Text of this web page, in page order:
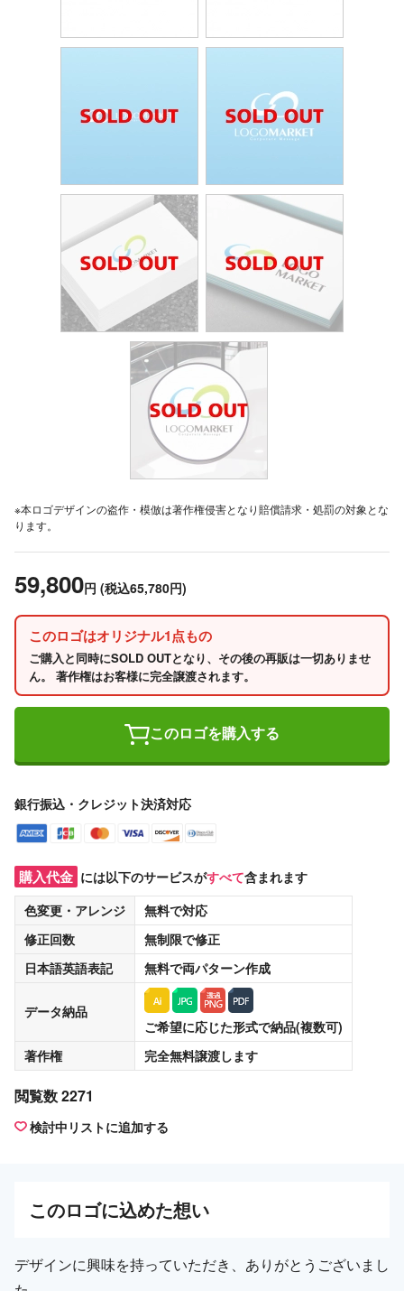
※本ロゴデザインの盗作・模倣は著作権侵害となり賠償請求・処罰の対象とな
ります。
59,800円 (税込65,780円)
このロゴはオリジナル1点もの
ご購入と同時にSOLD OUTとなり、その後の再販は一切ありませ
ん。 著作権はお客様に完全譲渡されます。
このロゴを購入する
銀行振込・クレジット決済対応
購入代金 には以下のサービスがすべて含まれます
色変更・アレンジ
無料で対応
修正回数
無制限で修正
日本語英語表記
無料で両パターン作成
データ納品
ご希望に応じた形式で納品(複数可)
著作権
完全無料譲渡します
閲覧数 2271
検討中リストに追加する
このロゴに込めた想い
デザインに興味を持っていただき、ありがとうございまし